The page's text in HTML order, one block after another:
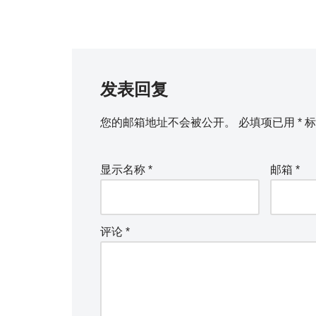
发表回复
您的邮箱地址不会被公开。 必填项已用 *
显示名称 * 邮箱*
评论 *